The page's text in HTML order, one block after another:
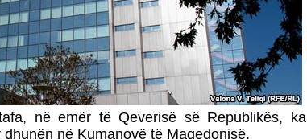
në emër të Qeverisë së Republikës, ka
në Kumanovë të Maqedonisë.